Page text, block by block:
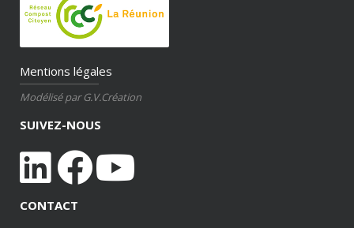
Mentions légales
Modélisé par G.V.Création
SUIVEZ-NOUS
CONTACT